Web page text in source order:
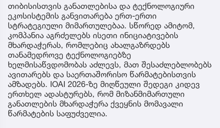
თიბისისთვის განათლებისა და ტექნოლოგიური
ეკოსისტემის განვითარება ერთ-ერთი
სტრატეგიული მიმართულებაა. სწორედ ამიტომ,
კომპანია აგრძელებს ისეთი ინიციატივების
მხარდაჭერას, რომლებიც ახალგაზრდებს
თანამედროვე ტექნოლოგიებზე
ხელმისაწვდომობას აძლევს, მათ შესაძლებლობებს
ავითარებს და საერთაშორისო წარმატებისთვის
ამზადებს. IOAI 2026-ზე მიღწეული შედეგი კიდევ
ერთხელ ადასტურებს, რომ მიზანმიმართული
განათლების მხარდაჭერა ქვეყნის მომავალი
წარმატების საფუძველია.